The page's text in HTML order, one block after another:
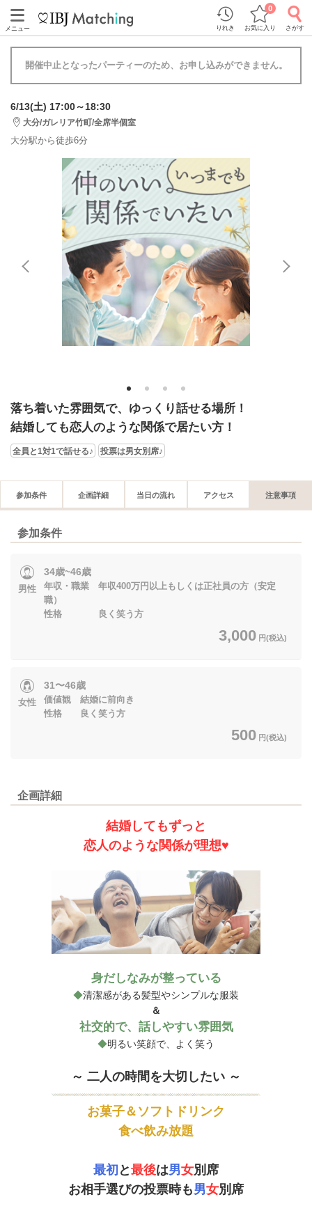
メニュー りれき お気に入り
0
さがす
開催中止となったパーティーのため、お申し込みができません。
6/13(土) 17:00～18:30
大分/ガレリア竹町/全席半個室
大分駅から徒歩6分
1 2 3 4
落ち着いた雰囲気で、ゆっくり話せる場所！
結婚しても恋人のような関係で居たい方！
全員と1対1で話せる♪ 投票は男女別席♪
参加条件 企画詳細 当日の流れ アクセス 注意事項
参加条件
男性
34歳~46歳
年収・職業 年収400万円以上もしくは正社員の方（安定
職）
性格 良く笑う方
3,000 円(税込)
女性
31〜46歳
価値観 結婚に前向き
性格 良く笑う方
500 円(税込)
企画詳細
結婚してもずっと
恋人のような関係が理想♥
身だしなみが整っている
◆清潔感がある髪型やシンプルな服装
＆
社交的で、話しやすい雰囲気
◆明るい笑顔で、よく笑う
～ 二人の時間を大切したい ～
お菓子＆ソフトドリンク
食べ飲み放題
最初 と最後は男女別席
お相手選びの投票時も男女別席